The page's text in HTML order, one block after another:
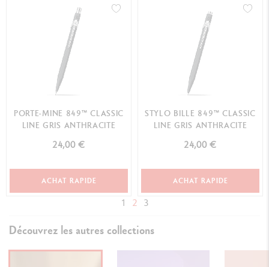
PORTE-MINE 849™ CLASSIC
LINE GRIS ANTHRACITE
24,00 €
ACHAT RAPIDE
STYLO BILLE 849™ CLASSIC
LINE GRIS ANTHRACITE
24,00 €
ACHAT RAPIDE
1 2 3
Découvrez les autres collections